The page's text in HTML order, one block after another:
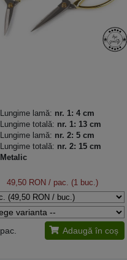
Lungime lamă: nr. 1: 4 cm
Lungime totală: nr. 1: 13 cm
Lungime lamă: nr. 2: 5 cm
Lungime totală: nr. 2: 15 cm
Metalic
49,50 RON/ pac. (1 buc.)
pac. Adaugă în coș